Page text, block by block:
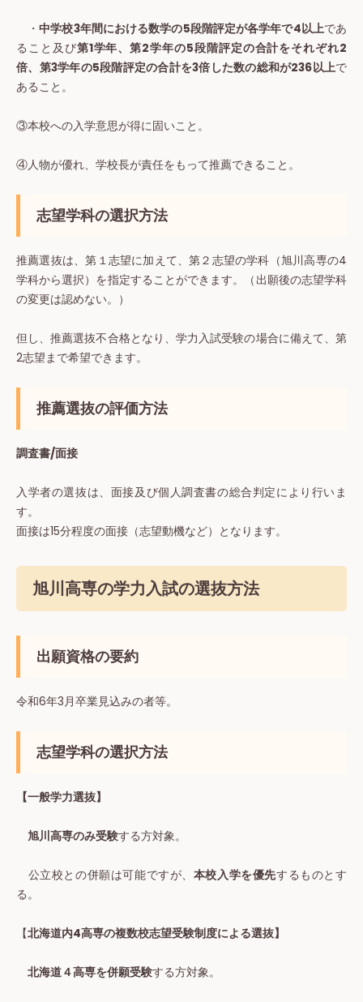
・中学校3年間における数学の5段階評定が各学年で4以上であ
ること及び第1学年、第2学年の5段階評定の合計をそれぞれ2
倍、第3学年の5段階評定の合計を3倍した数の総和が236以上で
あること。
③本校への入学意思が得に固いこと。
④人物が優れ、学校長が責任をもって推薦できること。
志望学科の選択方法
推薦選抜は、第１志望に加えて、第２志望の学科（旭川高専の4
学科から選択）を指定することができます。（出願後の志望学科
の変更は認めない。）
但し、推薦選抜不合格となり、学力入試受験の場合に備えて、第
2志望まで希望できます。
推薦選抜の評価方法
調査書/面接
入学者の選抜は、面接及び個人調査書の総合判定により行いま
す。
面接は15分程度の面接（志望動機など）となります。
旭川高専の学力入試の選抜方法
出願資格の要約
令和6年3月卒業見込みの者等。
志望学科の選択方法
【一般学力選抜】
旭川高専のみ受験する方対象。
公立校との併願は可能ですが、 本校入学を優先するものとす
る。
【北海道内4高専の複数校志望受験制度による選抜】
北海道４高専を併願受験する方対象。